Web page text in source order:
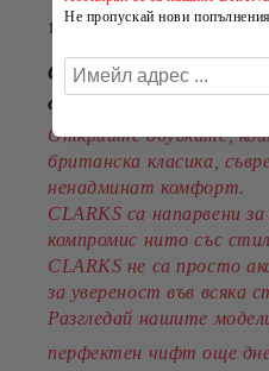
14 Юли 2026
CLARKS - стил,
от 1825година
Открийте обувките,
британска класика,
ненадминат комфорт.
CLARKS са напарвени
компромис нито със
CLARKS не са просто
за увереност във всяка
Разгледай нашите
перфектен чифт още
Не пропускай нови